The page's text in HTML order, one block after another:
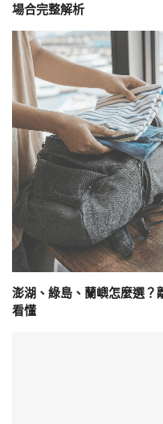
場合完整解析
澎湖、綠島、蘭嶼怎麼選？
看懂